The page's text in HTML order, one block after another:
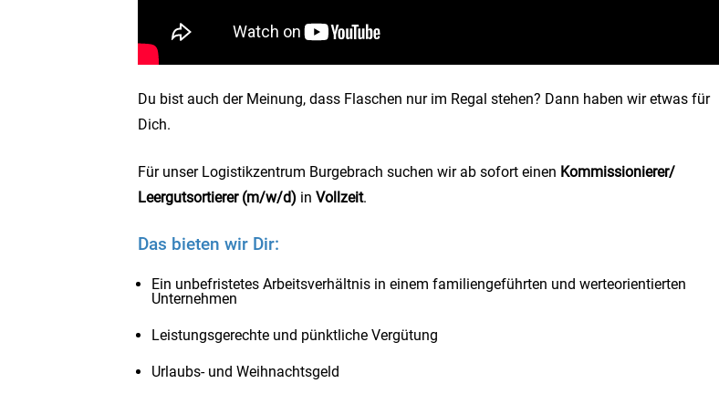
Du bist auch der Meinung, dass Flaschen nur im Regal stehen? Dann haben wir etwas für
Dich.
Für unser Logistikzentrum Burgebrach suchen wir ab sofort einen Kommissionierer/
Leergutsortierer (m/w/d) in Vollzeit.
Das bieten wir Dir:
Ein unbefristetes Arbeitsverhältnis in einem familiengeführten und werteorientierten
Unternehmen
Leistungsgerechte und pünktliche Vergütung
Urlaubs- und Weihnachtsgeld